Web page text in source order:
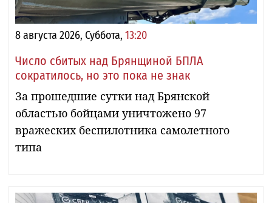
8 августа 2026, Суббота, 13:20
Число сбитых над Брянщиной БПЛА
сократилось, но это пока не знак
За прошедшие сутки над Брянской
областью бойцами уничтожено 97
вражеских беспилотника самолетного
типа